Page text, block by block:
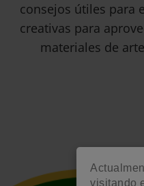
visitando
consejos útiles para
creativas para
materiales de